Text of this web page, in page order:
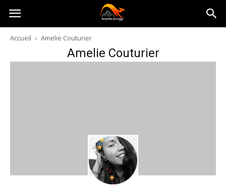
Australia-
australie.com
Accueil Amelie Couturier
Amelie Couturier